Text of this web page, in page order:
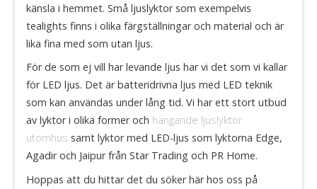
känsla i hemmet. Små ljuslyktor som exempelvis
tealights finns i olika färgställningar och material och är
lika fina med som utan ljus.
För de som ej vill har levande ljus har vi det som vi kallar
för LED ljus. Det är batteridrivna ljus med LED teknik
som kan användas under lång tid. Vi har ett stort utbud
av lyktor i olika former och hängande ljuslyktor
utomhus samt lyktor med LED-ljus som lyktorna Edge,
Agadir och Jaipur från Star Trading och PR Home.
Hoppas att du hittar det du söker här hos oss på